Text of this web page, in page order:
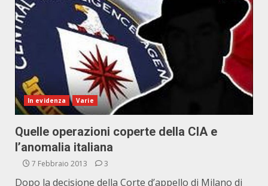
In evidenza Varie
Quelle operazioni coperte della CIA e
l’anomalia italiana
7 Febbraio 2013 3
Dopo la decisione della Corte d’appello di Milano di